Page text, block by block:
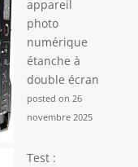
appareil
photo
numérique
étanche à
double écran
posted on 26
novembre 2025
Test :